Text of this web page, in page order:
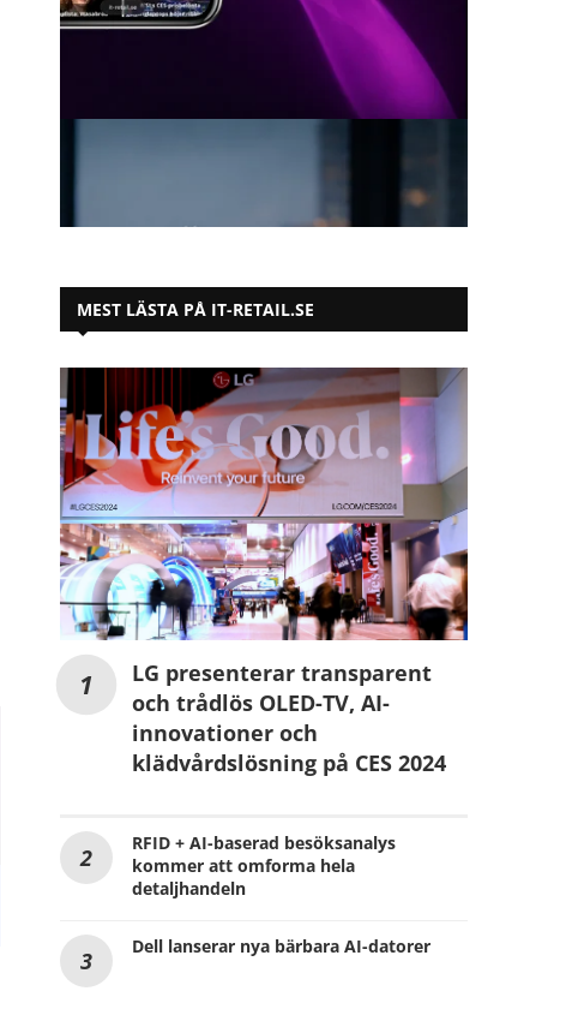
MEST LÄSTA PÅ IT-RETAIL.SE
LG presenterar transparent
och trådlös OLED-TV, AI-
innovationer och
klädvårdslösning på CES 2024
RFID + AI-baserad besöksanalys
kommer att omforma hela
detaljhandeln
Dell lanserar nya bärbara AI-datorer